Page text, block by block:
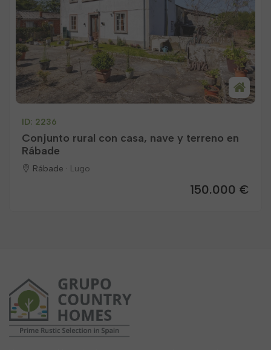
ID: 2236
Conjunto rural con casa, nave y terreno en
Rábade
Rábade · Lugo
150.000 €